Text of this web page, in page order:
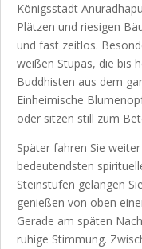
Königsstadt
Plätzen und riesigen
und fast zeitlos.
weißen Stupas, die bis
Buddhisten aus dem
Einheimische
oder sitzen still zum
Später fahren Sie
bedeutendsten
Steinstufen gelangen
genießen von oben
Gerade am späten
ruhige Stimmung.